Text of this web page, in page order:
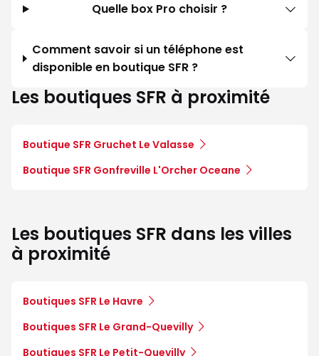
Quelle box Pro choisir ?
Comment savoir si un téléphone est
disponible en boutique SFR ?
Les boutiques SFR à proximité
Boutique SFR Gruchet Le Valasse
Boutique SFR Gonfreville L'Orcher Oceane
Les boutiques SFR dans les villes
à proximité
Boutiques SFR Le Havre
Boutiques SFR Le Grand-Quevilly
Boutiques SFR Le Petit-Quevilly